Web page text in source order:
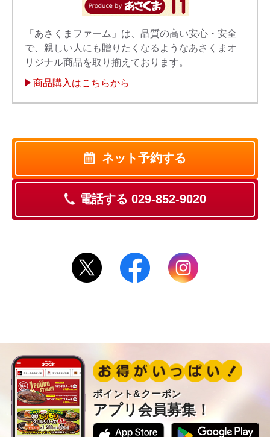
「あさくまファーム」は、品質の高い安心・安全
で、親しい人にも贈りたくなるようなあさくまオ
リジナル商品を取り揃えております。
商品購入はこちらから
ネット予約する
電話する 029-852-9020
ポイント&クーポン
アプリ会員募集！